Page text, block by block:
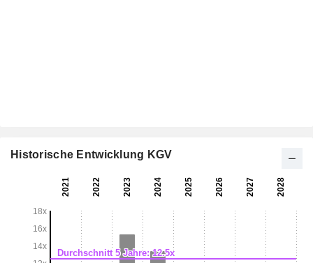
Historische Entwicklung KGV